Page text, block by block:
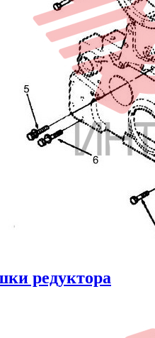
редуктора